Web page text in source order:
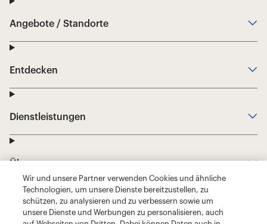
Wir und unsere Partner verwenden Cookies und ähnliche
Technologien, um unsere Dienste bereitzustellen, zu
schützen, zu analysieren und zu verbessern sowie um
unsere Dienste und Werbungen zu personalisieren, auch